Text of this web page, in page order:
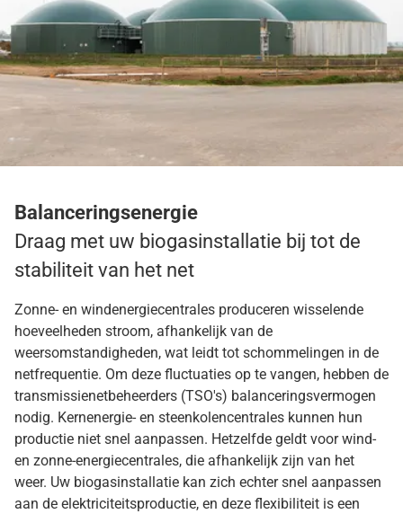
Balanceringsenergie
Draag met uw biogasinstallatie bij tot de
stabiliteit van het net
Zonne- en windenergiecentrales produceren wisselende
hoeveelheden stroom, afhankelijk van de
weersomstandigheden, wat leidt tot schommelingen in de
netfrequentie. Om deze fluctuaties op te vangen, hebben de
transmissienetbeheerders (TSO's) balanceringsvermogen
nodig. Kernenergie- en steenkolencentrales kunnen hun
productie niet snel aanpassen. Hetzelfde geldt voor wind-
en zonne-energiecentrales, die afhankelijk zijn van het
weer. Uw biogasinstallatie kan zich echter snel aanpassen
aan de elektriciteitsproductie, en deze flexibiliteit is een